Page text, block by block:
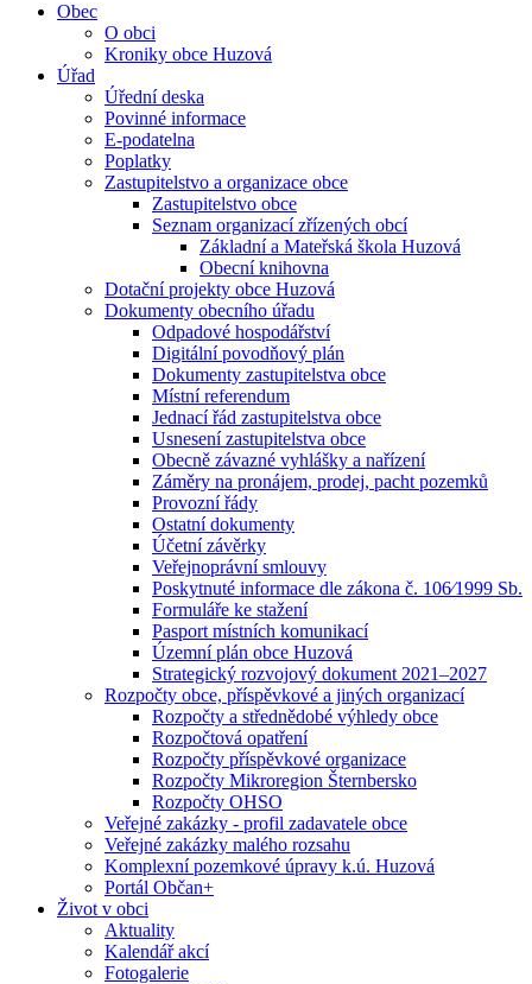
Obec
O obci
Kroniky obce Huzová
Úřad
Úřední deska
Povinné informace
E-podatelna
Poplatky
Zastupitelstvo a organizace obce
Zastupitelstvo obce
Seznam organizací zřízených obcí
Základní a Mateřská škola Huzová
Obecní knihovna
Dotační projekty obce Huzová
Dokumenty obecního úřadu
Odpadové hospodářství
Digitální povodňový plán
Dokumenty zastupitelstva obce
Místní referendum
Jednací řád zastupitelstva obce
Usnesení zastupitelstva obce
Obecně závazné vyhlášky a nařízení
Záměry na pronájem, prodej, pacht pozemků
Provozní řády
Ostatní dokumenty
Účetní závěrky
Veřejnoprávní smlouvy
Poskytnuté informace dle zákona č. 106⁄1999 Sb.
Formuláře ke stažení
Pasport místních komunikací
Územní plán obce Huzová
Strategický rozvojový dokument 2021–2027
Rozpočty obce, příspěvkové a jiných organizací
Rozpočty a střednědobé výhledy obce
Rozpočtová opatření
Rozpočty příspěvkové organizace
Rozpočty Mikroregion Šternbersko
Rozpočty OHSO
Veřejné zakázky - profil zadavatele obce
Veřejné zakázky malého rozsahu
Komplexní pozemkové úpravy k.ú. Huzová
Portál Občan+
Život v obci
Aktuality
Kalendář akcí
Fotogalerie